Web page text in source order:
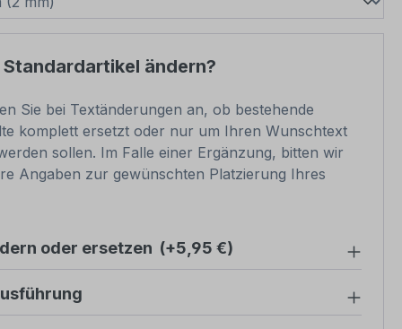
Standardartikel ändern?
Sie bei Textänderungen an, ob bestehende
komplett ersetzt oder nur um Ihren Wunschtext
sollen. Im Falle einer Ergänzung, bitten wir
Angaben zur gewünschten Platzierung Ihres
oder ersetzen (+5,95 €)